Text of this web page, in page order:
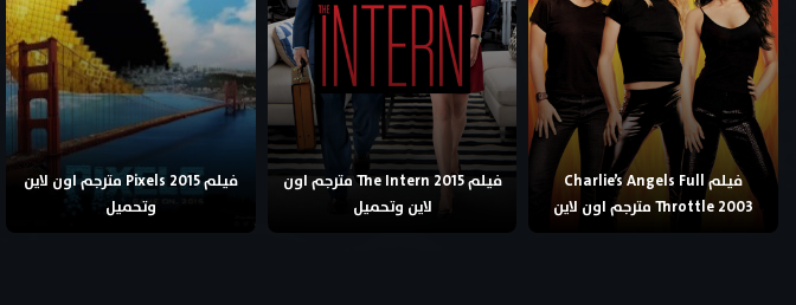
فيلم Charlie’s Angels Full
Throttle 2003 مترجم اون لاين
فيلم The Intern 2015 مترجم اون
لاين وتحميل
فيلم Pixels 2015 مترجم اون لاين
وتحميل